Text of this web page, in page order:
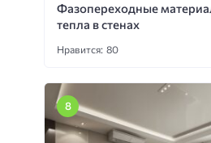
Фазопереходные
тепла в стенах
Нравится: 80